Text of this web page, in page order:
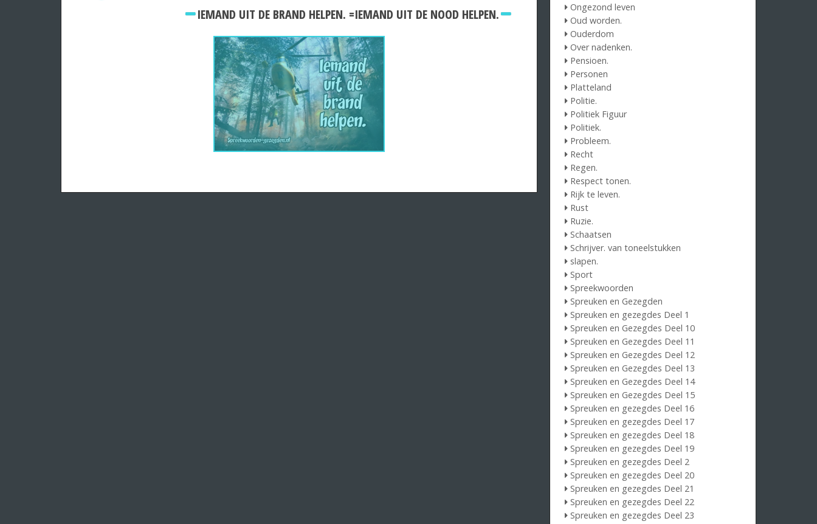
IEMAND UIT DE BRAND HELPEN. =IEMAND UIT DE NOOD HELPEN.
Ongezond leven
Oud worden.
Ouderdom
Over nadenken.
Pensioen.
Personen
Platteland
Politie.
Politiek Figuur
Politiek.
Probleem.
Recht
Regen.
Respect tonen.
Rijk te leven.
Rust
Ruzie.
Schaatsen
Schrijver. van toneelstukken
slapen.
Sport
Spreekwoorden
Spreuken en Gezegden
Spreuken en gezegdes Deel 1
Spreuken en Gezegdes Deel 10
Spreuken en Gezegdes Deel 11
Spreuken en Gezegdes Deel 12
Spreuken en Gezegdes Deel 13
Spreuken en Gezegdes Deel 14
Spreuken en Gezegdes Deel 15
Spreuken en gezegdes Deel 16
Spreuken en gezegdes Deel 17
Spreuken en gezegdes Deel 18
Spreuken en gezegdes Deel 19
Spreuken en gezegdes Deel 2
Spreuken en gezegdes Deel 20
Spreuken en gezegdes Deel 21
Spreuken en gezegdes Deel 22
Spreuken en gezegdes Deel 23